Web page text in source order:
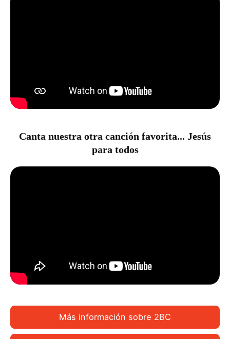
Canta nuestra otra canción favorita... Jesús
para todos
Más información sobre 2BC